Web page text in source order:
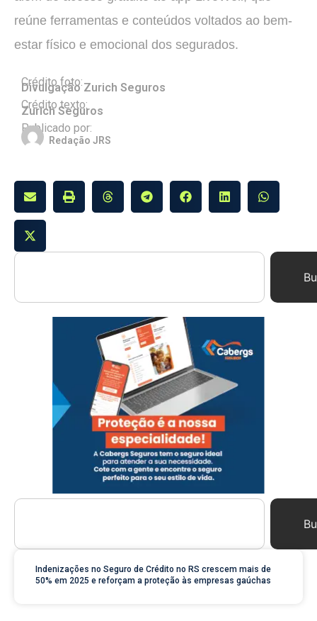
reúne ferramentas e conteúdos voltados ao bem-
estar físico e emocional dos segurados.
Crédito foto:
Divulgação Zurich Seguros
Crédito texto:
Zurich Seguros
Publicado por:
Redação JRS
Indenizações no Seguro de Crédito no RS crescem mais de
50% em 2025 e reforçam a proteção às empresas gaúchas